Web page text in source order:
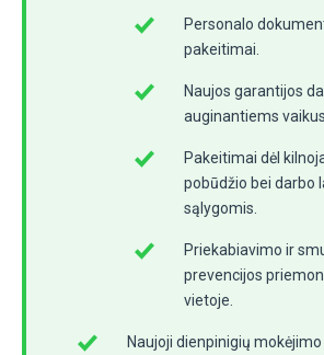
Personalo
pakeitimai.
Naujos garantijos
auginantiems vaikus.
Pakeitimai dėl
pobūdžio bei darbo
sąlygomis.
Priekabiavimo ir
prevencijos
vietoje.
Naujoji dienpinigių